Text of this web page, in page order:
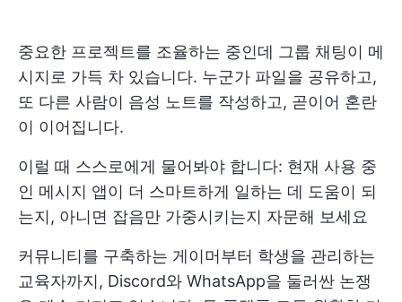
중요한 프로젝트를 조율하는 중인데 그룹 채팅이 메
시지로 가득 차 있습니다. 누군가 파일을 공유하고,
또 다른 사람이 음성 노트를 작성하고, 곧이어 혼란
이 이어집니다.
이럴 때 스스로에게 물어봐야 합니다: 현재 사용 중
인 메시지 앱이 더 스마트하게 일하는 데 도움이 되
는지, 아니면 잡음만 가중시키는지 자문해 보세요
커뮤니티를 구축하는 게이머부터 학생을 관리하는
교육자까지, Discord와 WhatsApp을 둘러싼 논쟁